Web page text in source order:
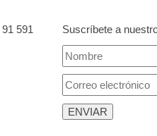
91 591
Suscríbete a